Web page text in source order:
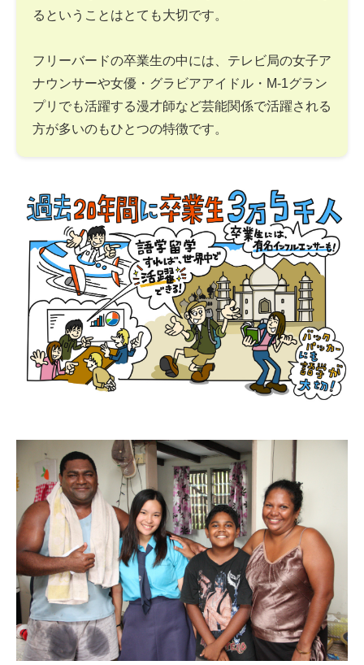
るということはとても大切です。
フリーバードの卒業生の中には、テレビ局の女子ア
ナウンサーや女優・グラビアアイドル・M-1グラン
プリでも活躍する漫才師など芸能関係で活躍される
方が多いのもひとつの特徴です。